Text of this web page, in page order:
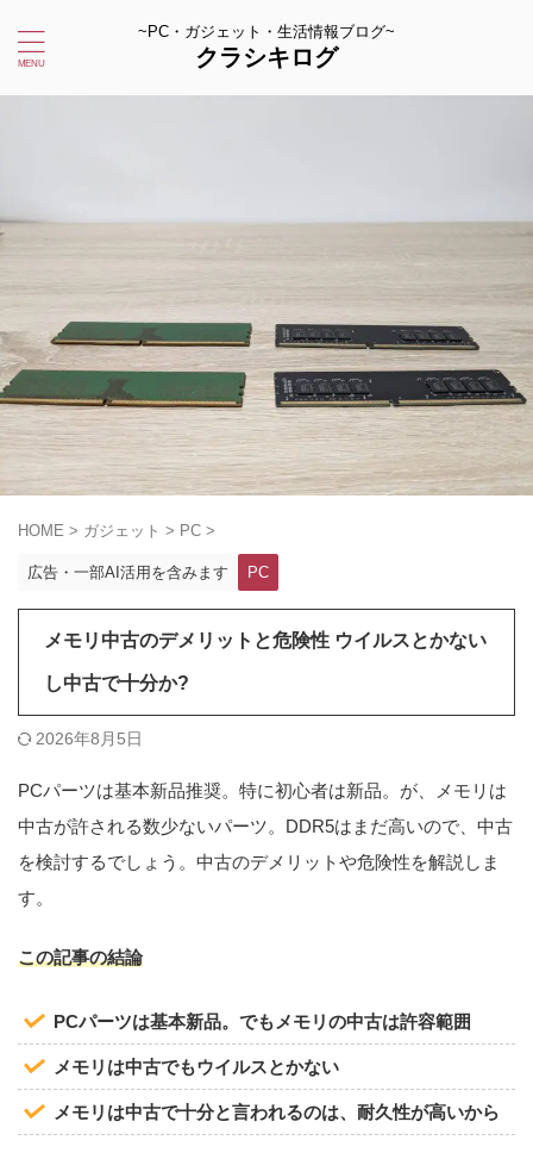
~PC・ガジェット・生活情報ブログ~
クラシキログ
HOME > ガジェット > PC >
広告・一部AI活用を含みます PC
メモリ中古のデメリットと危険性 ウイルスとかない
し中古で十分か?
2026年8月5日
PCパーツは基本新品推奨。特に初心者は新品。が、メモリは
中古が許される数少ないパーツ。DDR5はまだ高いので、中古
を検討するでしょう。中古のデメリットや危険性を解説しま
す。
この記事の結論
PCパーツは基本新品。でもメモリの中古は許容範囲
メモリは中古でもウイルスとかない
メモリは中古で十分と言われるのは、耐久性が高いから